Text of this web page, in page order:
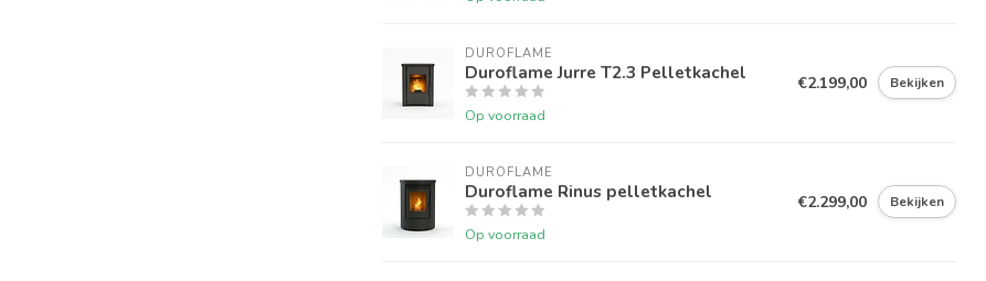
DUROFLAME
Duroflame Jurre T2.3 Pelletkachel
Op voorraad
€2.199,00 Bekijken
DUROFLAME
Duroflame Rinus pelletkachel
Op voorraad
€2.299,00 Bekijken